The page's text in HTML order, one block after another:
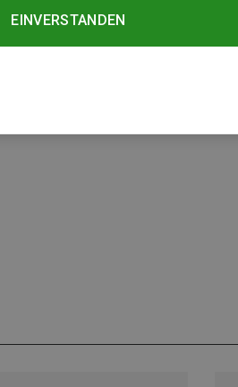
EINVERSTANDEN